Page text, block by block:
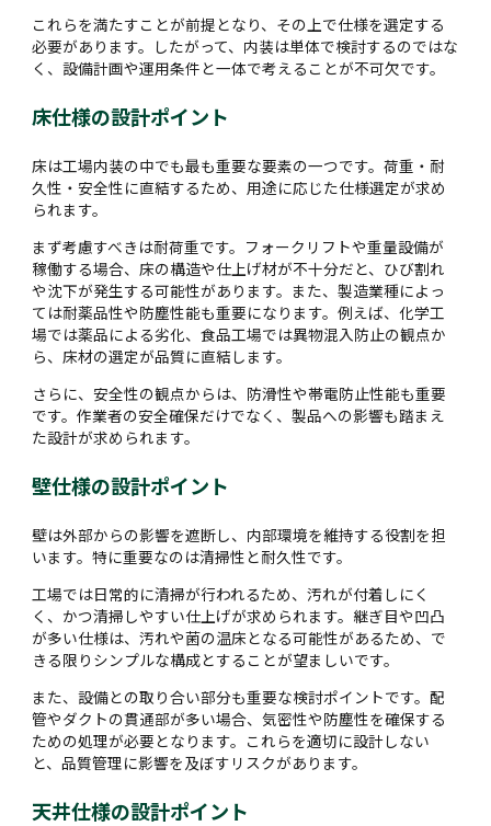
これらを満たすことが前提となり、その上で仕様を選定する
必要があります。したがって、内装は単体で検討するのではな
く、設備計画や運用条件と一体で考えることが不可欠です。
床仕様の設計ポイント
床は工場内装の中でも最も重要な要素の一つです。荷重・耐
久性・安全性に直結するため、用途に応じた仕様選定が求め
られます。
まず考慮すべきは耐荷重です。フォークリフトや重量設備が
稼働する場合、床の構造や仕上げ材が不十分だと、ひび割れ
や沈下が発生する可能性があります。また、製造業種によっ
ては耐薬品性や防塵性能も重要になります。例えば、化学工
場では薬品による劣化、食品工場では異物混入防止の観点か
ら、床材の選定が品質に直結します。
さらに、安全性の観点からは、防滑性や帯電防止性能も重要
です。作業者の安全確保だけでなく、製品への影響も踏まえ
た設計が求められます。
壁仕様の設計ポイント
壁は外部からの影響を遮断し、内部環境を維持する役割を担
います。特に重要なのは清掃性と耐久性です。
工場では日常的に清掃が行われるため、汚れが付着しにく
く、かつ清掃しやすい仕上げが求められます。継ぎ目や凹凸
が多い仕様は、汚れや菌の温床となる可能性があるため、で
きる限りシンプルな構成とすることが望ましいです。
また、設備との取り合い部分も重要な検討ポイントです。配
管やダクトの貫通部が多い場合、気密性や防塵性を確保する
ための処理が必要となります。これらを適切に設計しない
と、品質管理に影響を及ぼすリスクがあります。
天井仕様の設計ポイント